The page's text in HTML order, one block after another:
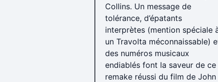
Collins. Un message de
tolérance, d’épatants
interprètes (mention spéciale
un Travolta méconnaissable)
des numéros musicaux
endiablés font la saveur de ce
remake réussi du film de John